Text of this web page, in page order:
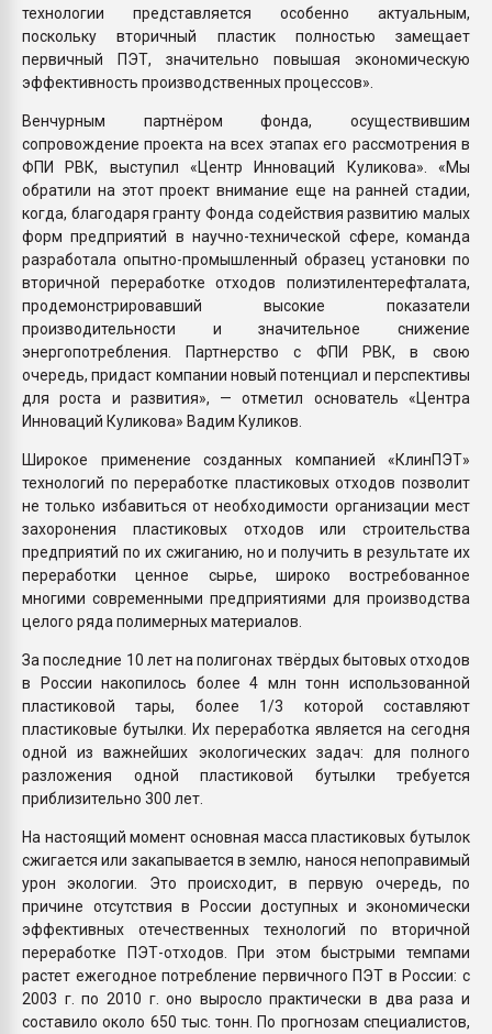
технологии представляется особенно актуальным,
поскольку вторичный пластик полностью замещает
первичный ПЭТ, значительно повышая экономическую
эффективность производственных процессов».
Венчурным партнёром фонда, осуществившим
сопровождение проекта на всех этапах его рассмотрения в
ФПИ РВК, выступил «Центр Инноваций Куликова». «Мы
обратили на этот проект внимание еще на ранней стадии,
когда, благодаря гранту Фонда содействия развитию малых
форм предприятий в научно-технической сфере, команда
разработала опытно-промышленный образец установки по
вторичной переработке отходов полиэтилентерефталата,
продемонстрировавший высокие показатели
производительности и значительное снижение
энергопотребления. Партнерство с ФПИ РВК, в свою
очередь, придаст компании новый потенциал и перспективы
для роста и развития», — отметил основатель «Центра
Инноваций Куликова» Вадим Куликов.
Широкое применение созданных компанией «КлинПЭТ»
технологий по переработке пластиковых отходов позволит
не только избавиться от необходимости организации мест
захоронения пластиковых отходов или строительства
предприятий по их сжиганию, но и получить в результате их
переработки ценное сырье, широко востребованное
многими современными предприятиями для производства
целого ряда полимерных материалов.
За последние 10 лет на полигонах твёрдых бытовых отходов
в России накопилось более 4 млн тонн использованной
пластиковой тары, более 1/3 которой составляют
пластиковые бутылки. Их переработка является на сегодня
одной из важнейших экологических задач: для полного
разложения одной пластиковой бутылки требуется
приблизительно 300 лет.
На настоящий момент основная масса пластиковых бутылок
сжигается или закапывается в землю, нанося непоправимый
урон экологии. Это происходит, в первую очередь, по
причине отсутствия в России доступных и экономически
эффективных отечественных технологий по вторичной
переработке ПЭТ-отходов. При этом быстрыми темпами
растет ежегодное потребление первичного ПЭТ в России: с
2003 г. по 2010 г. оно выросло практически в два раза и
составило около 650 тыс. тонн. По прогнозам специалистов,